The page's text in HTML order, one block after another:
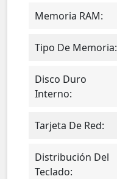
Memoria RAM:
Tipo De Memoria:
Disco Duro
Interno:
Tarjeta De Red:
Distribución Del
Teclado: